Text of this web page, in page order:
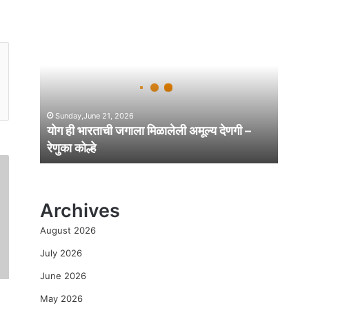
गा
ला
मि
ली
मू
ल्य
ण
गी
Sunday,June 21, 2026
योग ही भारताची जगाला मिळालेली अमूल्य देणगी –
रेणुका कोल्हे
Archives
August 2026
July 2026
June 2026
May 2026